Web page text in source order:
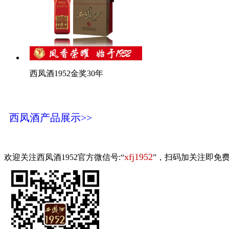
西凤酒1952金奖30年
西凤酒产品展示>>
欢迎关注西凤酒1952官方微信号:“xfj1952”，扫码加关注即免